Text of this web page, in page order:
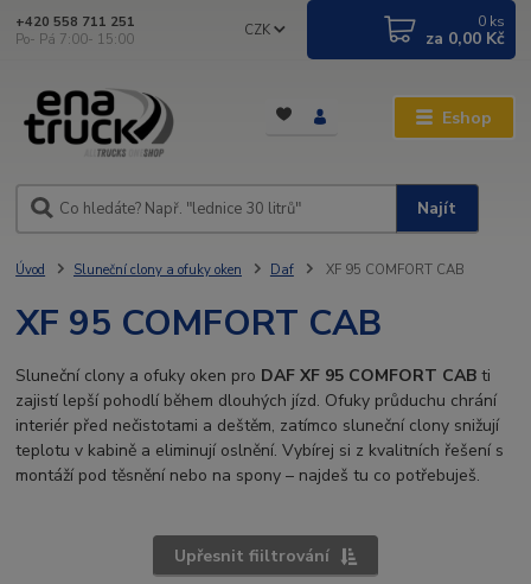
Eshop
CZK
Najít
+420 558 711 251
Po- Pá 7:00- 15:00
0 ks
za 0,00 Kč
Úvod Sluneční clony a ofuky oken Daf XF 95 COMFORT CAB
XF 95 COMFORT CAB
Sluneční clony a ofuky oken pro DAF XF 95 COMFORT CAB ti
zajistí lepší pohodlí během dlouhých jízd. Ofuky průduchu chrání
interiér před nečistotami a deštěm, zatímco sluneční clony snižují
teplotu v kabině a eliminují oslnění. Vybírej si z kvalitních řešení s
montáží pod těsnění nebo na spony – najdeš tu co potřebuješ.
Upřesnit fiiltrování